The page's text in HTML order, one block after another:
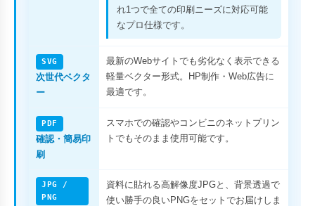
れ1つで全ての印刷ニーズに対応可能
なプロ仕様です。
SVG
次世代ベクタ
ー
最新のWebサイトでも劣化なく表示できる
軽量ベクター形式。HP制作・Web広告に
最適です。
PDF
確認・簡易印
刷
スマホでの確認やコンビニのネットプリン
トでもそのまま使用可能です。
JPG /
PNG
資料に貼れる高解像度JPGと、背景透過で
使い勝手の良いPNGをセットでお届けしま